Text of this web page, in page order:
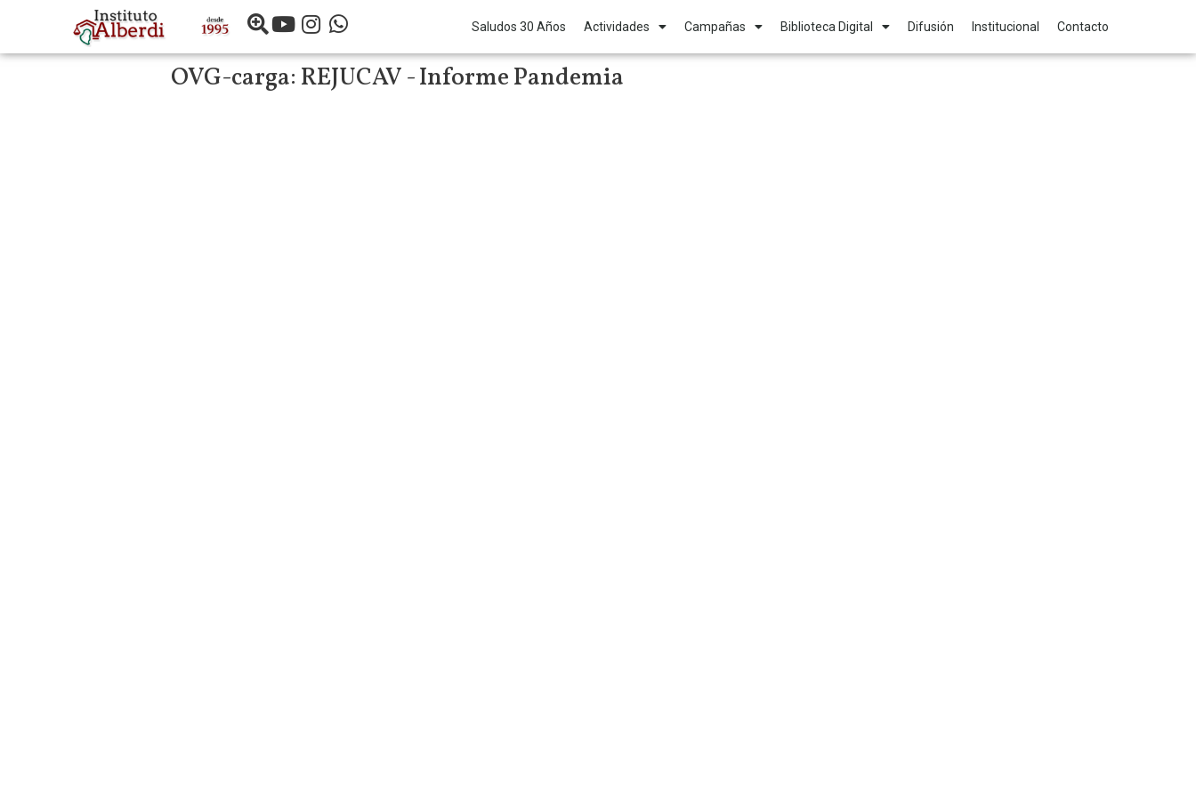
Saludos 30 Años Actividades Campañas Biblioteca Digital Difusión Institucional Contacto
OVG-carga: REJUCAV - Informe Pandemia